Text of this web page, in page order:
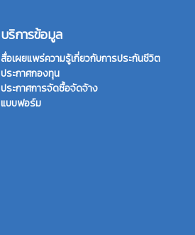
บริการข้อมูล
สื่อเผยแพร่ความรู้เกี่ยวกับการประกันชีวิต
ประกาศกองทุน
ประกาศการจัดซื้อจัดจ้าง
แบบฟอร์ม